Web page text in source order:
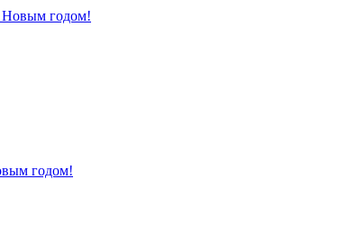
Новым годом!
годом!